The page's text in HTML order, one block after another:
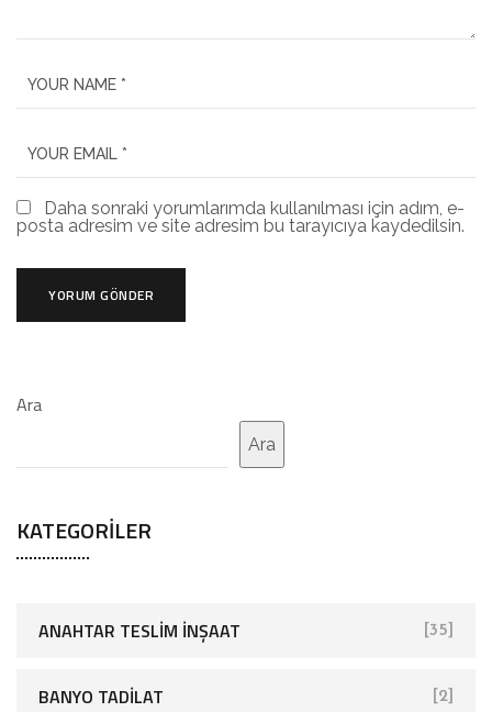
Daha sonraki yorumlarımda kullanılması için adım, e-
posta adresim ve site adresim bu tarayıcıya kaydedilsin.
Ara
Ara
KATEGORILER
ANAHTAR TESLIM İNŞAAT [35]
BANYO TADILAT [2]